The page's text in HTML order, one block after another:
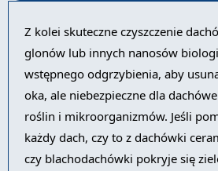
Z kolei skuteczne czyszczenie
glonów lub innych nanosów
wstępnego odgrzybienia, aby
oka, ale niebezpieczne dla
roślin i mikroorganizmów. Jeśli
każdy dach, czy to z dachówki
czy blachodachówki pokryje się